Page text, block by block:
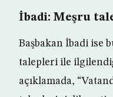
İbadi: Meşru
Başbakan İbadi ise
talepleri ile
açıklamada,